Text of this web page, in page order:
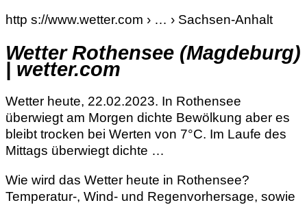
http s://www.wetter.com › … › Sachsen-Anhalt
Wetter Rothensee (Magdeburg)
| wetter.com
Wetter heute, 22.02.2023. In Rothensee
überwiegt am Morgen dichte Bewölkung aber es
bleibt trocken bei Werten von 7°C. Im Laufe des
Mittags überwiegt dichte …
Wie wird das Wetter heute in Rothensee?
Temperatur-, Wind- und Regenvorhersage, sowie